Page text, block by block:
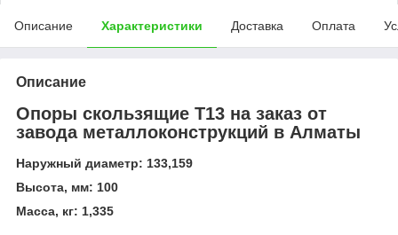
Описание Характеристики Доставка Оплата
Описание
Опоры скользящие Т13 на заказ от
завода металлоконструкций в Алматы
Наружный диаметр: 133,159
Высота, мм: 100
Масса, кг: 1,335